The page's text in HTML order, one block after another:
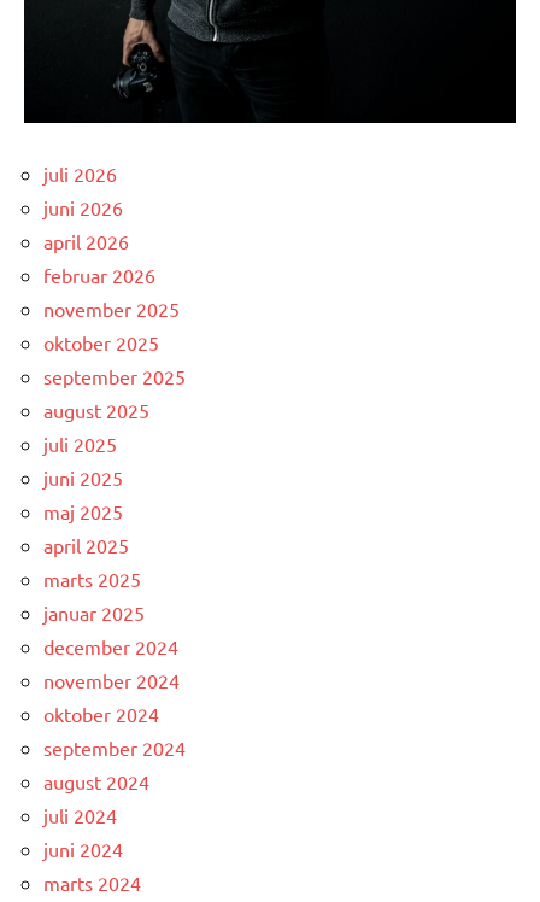
juli 2026
juni 2026
april 2026
februar 2026
november 2025
oktober 2025
september 2025
august 2025
juli 2025
juni 2025
maj 2025
april 2025
marts 2025
januar 2025
december 2024
november 2024
oktober 2024
september 2024
august 2024
juli 2024
juni 2024
marts 2024